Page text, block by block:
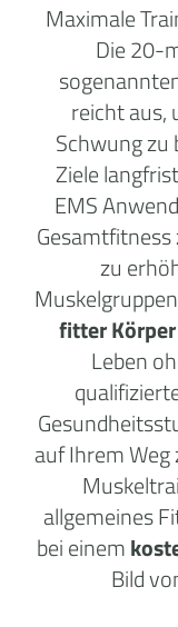
Maximale
Die 20-
reicht aus,
Schwung zu
Ziele
EMS
zu
fitter Körper
Leben
auf Ihrem
allgemeines
bei einem
Bild